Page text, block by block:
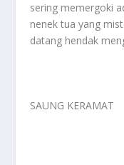
sering memergoki
nenek tua yang
datang hendak
SAUNG KERAMAT